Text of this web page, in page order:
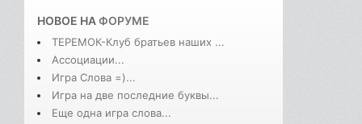
НОВОЕ НАФОРУМЕ
ТЕРЕМОК-Клуб братьев наших ...
Ассоциации...
Игра Слова =)...
Игра на две последние буквы...
Еще одна игра слова...